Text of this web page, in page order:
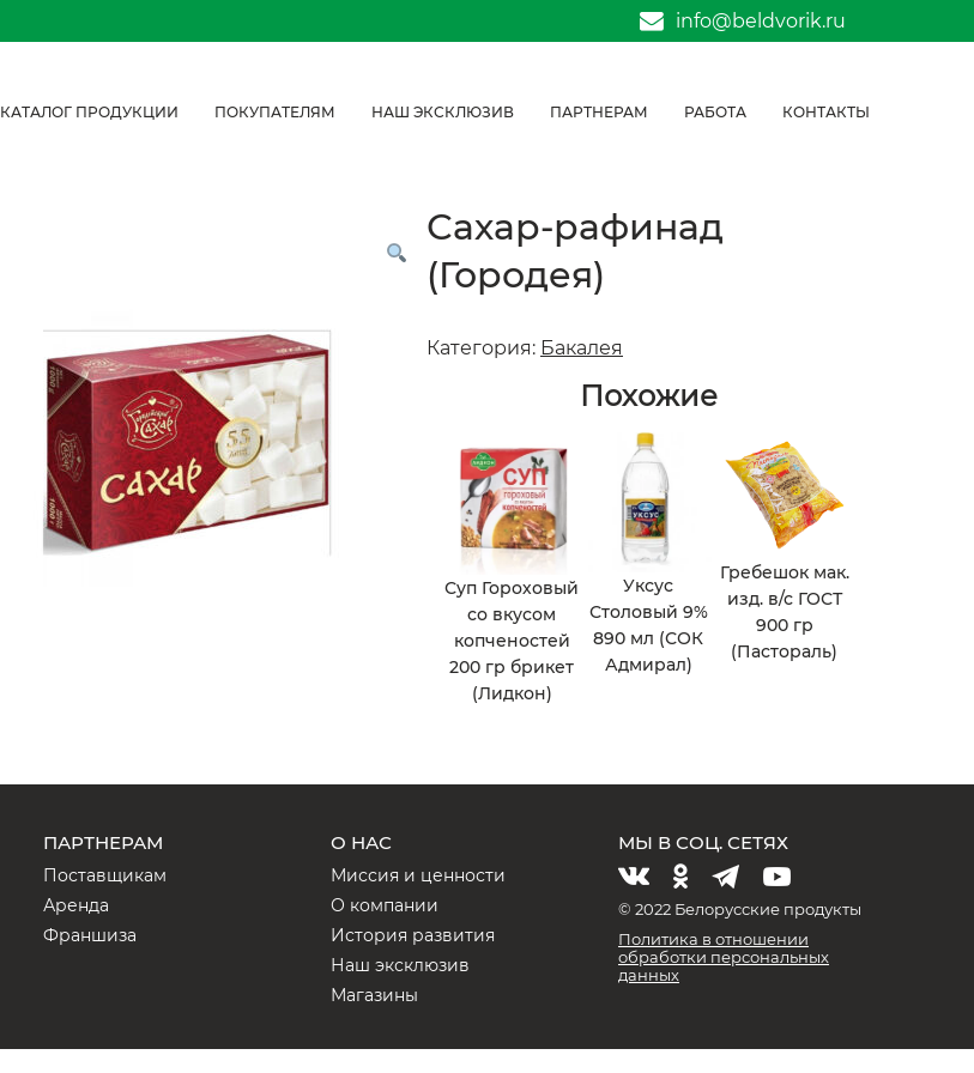
info@beldvorik.ru
КАТАЛОГ ПРОДУКЦИИ ПОКУПАТЕЛЯМ НАШ ЭКСКЛЮЗИВ ПАРТНЕРАМ РАБОТА КОНТАКТЫ
Сахар-рафинад
(Городея)
Категория: Бакалея
Похожие
Суп Гороховый
со вкусом
копченостей
200 гр брикет
(Лидкон)
Уксус
Столовый 9%
890 мл (СОК
Адмирал)
Гребешок мак.
изд. в/с ГОСТ
900 гр
(Пастораль)
ПАРТНЕРАМ
Поставщикам
Аренда
Франшиза
О НАС
Миссия и ценности
О компании
История развития
Наш эксклюзив
Магазины
МЫ В СОЦ. СЕТЯХ
© 2022 Белорусские продукты
Политика в отношении
обработки персональных
данных